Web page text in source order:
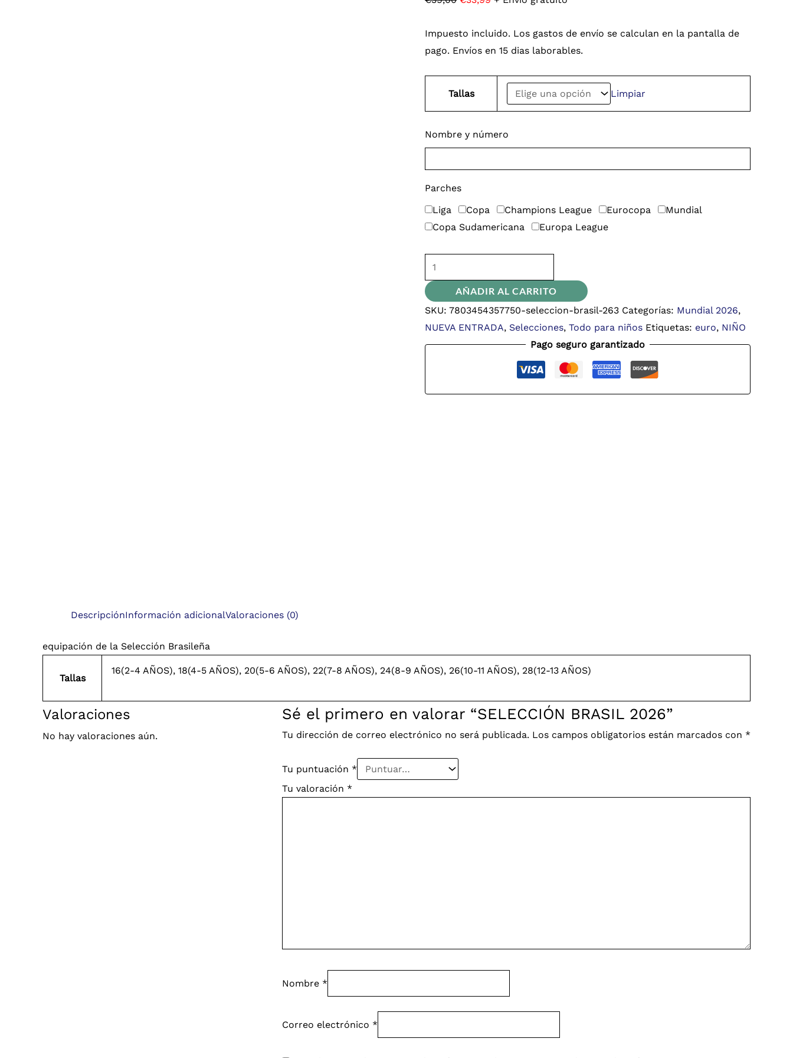
Impuesto incluido. Los gastos de envío se calculan en la pantalla de
pago. Envíos en 15 dias laborables.
Tallas Limpiar
Nombre y número
Parches
Liga
Copa Champions League Eurocopa
Mundial
Copa Sudamericana
Europa League
AÑADIR AL CARRITO
SKU: 7803454357750-seleccion-brasil-263 Categorías: Mundial 2026,
NUEVA ENTRADA, Selecciones, Todo para niños Etiquetas: euro, NIÑO
Pago seguro garantizado
DescripciónInformación adicionalValoraciones (0)
equipación de la Selección Brasileña
Tallas
16(2-4 AÑOS), 18(4-5 AÑOS), 20(5-6 AÑOS), 22(7-8 AÑOS), 24(8-9 AÑOS), 26(10-11 AÑOS), 28(12-13 AÑOS)
Valoraciones
No hay valoraciones aún.
Sé el primero en valorar “SELECCIÓN BRASIL 2026”
Tu dirección de correo electrónico no será publicada. Los campos obligatorios están marcados con *
Tu puntuación *
Tu valoración *
Nombre *
Correo electrónico *